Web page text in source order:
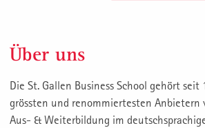
Über uns
Die St. Gallen Business School gehört seit
grössten und renommiertesten Anbietern
Aus- & Weiterbildung im